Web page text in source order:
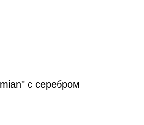
с серебром